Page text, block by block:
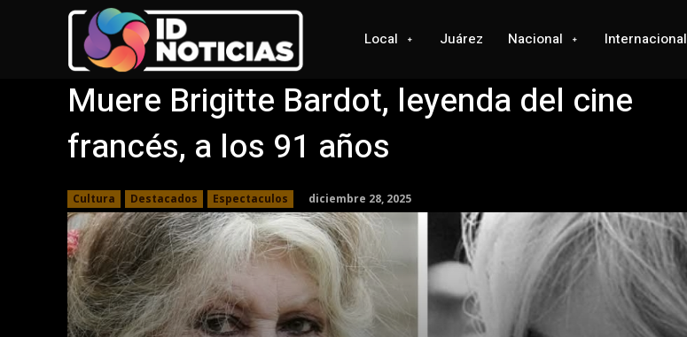
Local Juárez Nacional Internacional
Muere Brigitte Bardot, leyenda del cine
francés, a los 91 años
Cultura Destacados Espectaculos diciembre 28, 2025